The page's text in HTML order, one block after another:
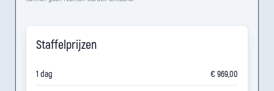
Staffelprijzen
1 dag € 969,00